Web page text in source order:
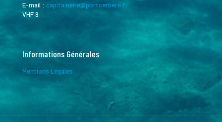
E-mail : capitainerie@portcerbere.fr
VHF 9
Informations Générales
Mentions Légales